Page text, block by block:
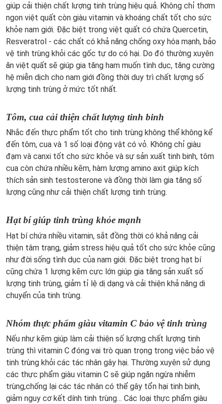
giúp cải thiện chất lượng tinh trùng hiệu quả. Không chỉ thơm
ngon việt quất còn giàu vitamin và khoáng chất tốt cho sức
khỏe nam giới. Đặc biệt trong việt quất có chứa Quercetin,
Resveratrol - các chất có khả năng chống oxy hóa mạnh, bảo
vệ tinh trùng khỏi các gốc tự do có hại. Do đó thường xuyên
ăn việt quất sẽ giúp gia tăng ham muốn tình dục, tăng cường
hệ miễn dịch cho nam giới đồng thời duy trì chất lượng số
lượng tinh trùng ở mức tốt nhất.
Tôm, cua cải thiện chất lượng tinh binh
Nhắc đến thực phẩm tốt cho tinh trùng không thể không kể
đến tôm, cua và 1 số loại động vật có vỏ. Không chỉ giàu
đạm và canxi tốt cho sức khỏe và sự sản xuất tinh binh, tôm
cua còn chứa nhiều kẽm, hàm lượng amino axit giúp kích
thích sản sinh testosterone và đồng thời làm gia tăng số
lượng cũng như cải thiện chất lượng tinh trùng.
Hạt bí giúp tinh trùng khỏe mạnh
Hạt bí chứa nhiều vitamin, sắt đồng thời có khả năng cải
thiện tâm trạng, giảm stress hiệu quả tốt cho sức khỏe cũng
như đời sống tình dục của nam giới. Đặc biệt trong hạt bí
cũng chứa 1 lượng kẽm cực lớn giúp gia tăng sản xuất số
lượng tinh trùng, giảm tỉ lệ dị dạng và cải thiện khả năng di
chuyển của tinh trùng.
Nhóm thực phẩm giàu vitamin C bảo vệ tinh trùng
Nếu như kẽm giúp làm cải thiện số lượng chất lượng tinh
trùng thì vitamin C đóng vai trò quan trọng trong việc bảo vệ
tinh trùng khỏi các tác nhân gây hại. Thường xuyên sử dụng
các thực phẩm giàu vitamin C sẽ giúp ngăn ngừa nhiễm
trùng,chống lại các tác nhân có thể gây tổn hại tinh binh,
giảm nguy cơ kết dính tinh trùng… Các loại thực phẩm giàu